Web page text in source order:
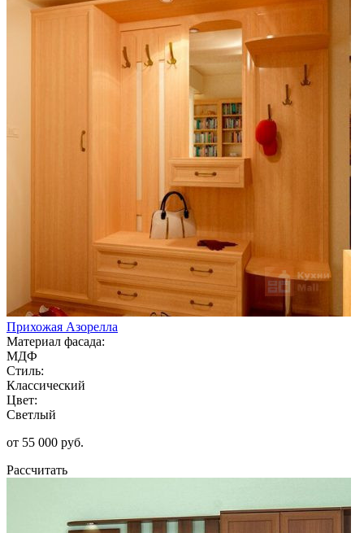
Прихожая Азорелла
Материал фасада:
МДФ
Стиль:
Классический
Цвет:
Светлый
от 55 000 руб.
Рассчитать